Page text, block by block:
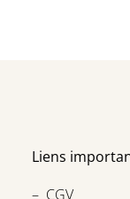
Liens
– CGV